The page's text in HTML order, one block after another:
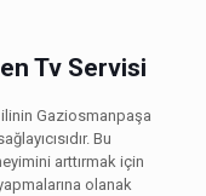
Tv Servisi
Gaziosmanpaşa
Bu
arttırmak için
olanak